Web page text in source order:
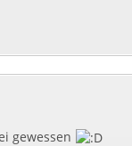
gewessen